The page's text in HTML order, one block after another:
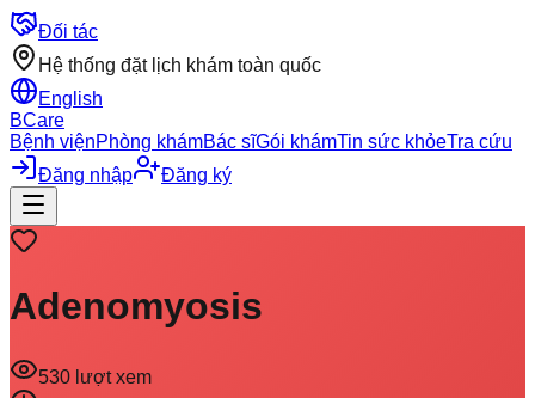
Đối tác
Hệ thống đặt lịch khám toàn quốc
English
BCare
Bệnh việnPhòng khámBác sĩGói khámTin sức khỏeTra cứu
Đăng nhập
Đăng ký
Adenomyosis
530 lượt xem